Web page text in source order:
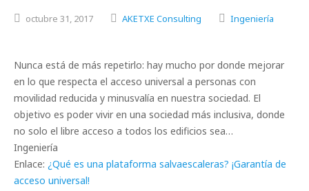
octubre 31, 2017 AKETXE Consulting Ingeniería
Nunca está de más repetirlo: hay mucho por donde mejorar
en lo que respecta el acceso universal a personas con
movilidad reducida y minusvalía en nuestra sociedad. El
objetivo es poder vivir en una sociedad más inclusiva, donde
no solo el libre acceso a todos los edificios sea…
Ingeniería
Enlace: ¿Qué es una plataforma salvaescaleras? ¡Garantía de
acceso universal!